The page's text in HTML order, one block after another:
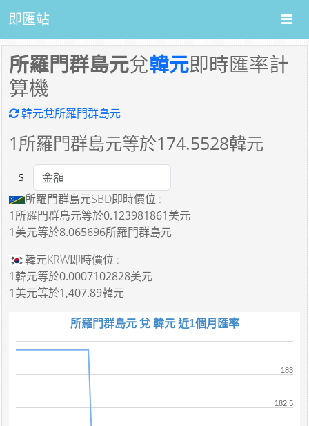
即匯站
所羅門群島元兌韓元即時匯率計
算機
韓元兌所羅門群島元
1所羅門群島元等於174.5528韓元
Amount
$
所羅門群島元SBD即時價位 :
1所羅門群島元等於0.123981861美元
1美元等於8.065696所羅門群島元
韓元KRW即時價位 :
1韓元等於0.0007102828美元
1美元等於1,407.89韓元
所羅門群島元 兌 韓元 近1個月匯率
182.5
183